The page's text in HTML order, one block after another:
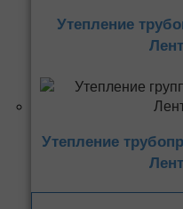
Утепление
Утепление